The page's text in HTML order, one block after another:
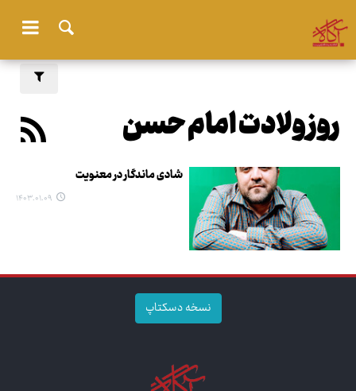
روز ولادت امام حسن
شادی ماندگار در معنویت
۱۴۰۳.۰۱.۰۹
نسخه دسکتاپ